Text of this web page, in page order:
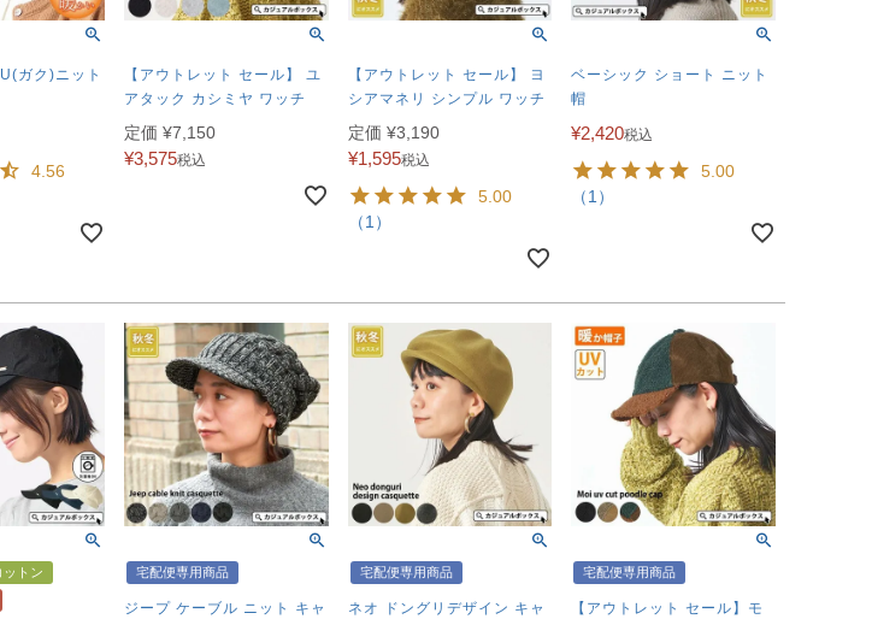
ガク)ニット
4.56
【アウトレット セール】 ユ
アタック カシミヤ ワッチ
定価 ¥7,150
¥3,575税込
【アウトレット セール】 ヨ
シアマネリ シンプル ワッチ
定価 ¥3,190
¥1,595税込
5.00
（1）
ベーシック ショート ニット
帽
¥2,420税込
5.00
（1）
ットン
宅配便専用商品
ジープ ケーブル ニット キャ
宅配便専用商品
ネオ ドングリデザイン キャ
宅配便専用商品
【アウトレット セール】モ